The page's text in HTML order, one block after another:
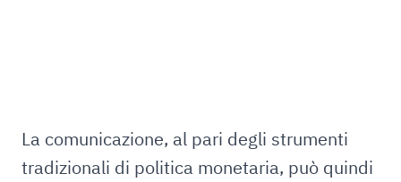
La comunicazione, al pari degli strumenti
tradizionali di politica monetaria, può quindi